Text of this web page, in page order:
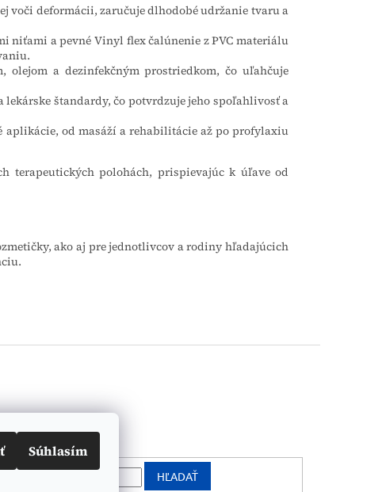
Súhlasím
voči deformácii, zaručuje dlhodobé udržanie tvaru a
niťami a pevné Vinyl flex čalúnenie z PVC materiálu
olejom a dezinfekčným prostriedkom, čo uľahčuje
štandardy, čo potvrdzuje jeho spoľahlivosť a
od masáží a rehabilitácie až po profylaxiu
terapeutických polohách, prispievajúc k úľave od
ako aj pre jednotlivcov a rodiny hľadajúcich
HĽADAŤ